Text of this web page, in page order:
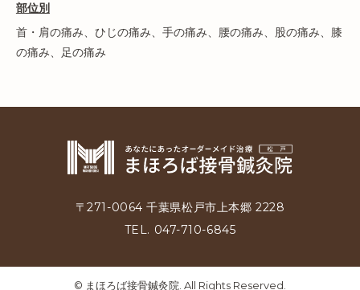
部位別
首・肩の痛み、 ひじの痛み、 手の痛み、 腰の痛み、 股の痛み、 膝
の痛み、 足の痛み
〒271-0064 千葉県松戸市上本郷 2228
TEL. 047-710-6845
© まほろば接骨鍼灸院. All Rights Reserved.